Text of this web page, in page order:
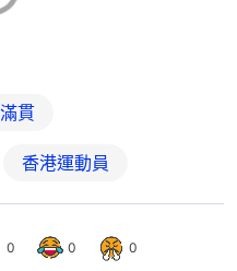
貫
香港運動員
0 0 0